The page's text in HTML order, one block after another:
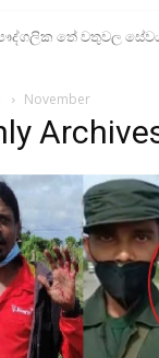
තේ වතුවල
November